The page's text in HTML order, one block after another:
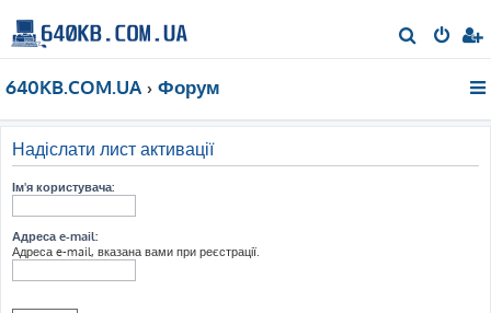
о
640KB.COM.UA Форум
Надіслати лист активації
Ім'я користувача:
Адреса e-mail:
Адреса e-mail, вказана вами при реєстрації.